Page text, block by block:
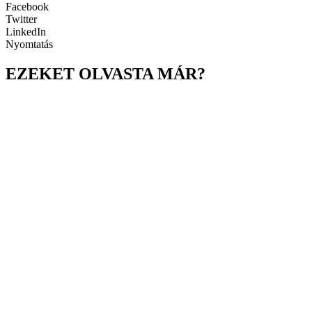
Facebook
Twitter
LinkedIn
Nyomtatás
EZEKET OLVASTA MÁR?